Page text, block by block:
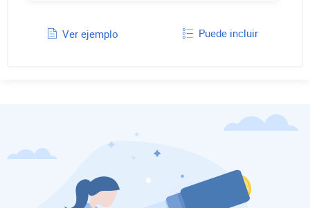
Ver ejemplo Puede incluir